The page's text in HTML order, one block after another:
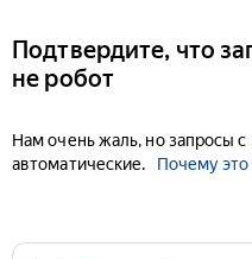
Подтвердите, что
не робот
Нам очень жаль, но запросы
автоматические.
Почему это